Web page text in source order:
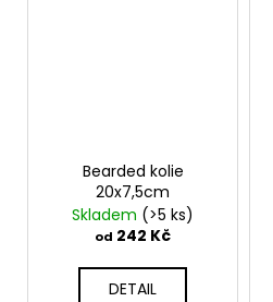
Bearded kolie
20x7,5cm
Skladem (>5 ks)
od 242 Kč
DETAIL